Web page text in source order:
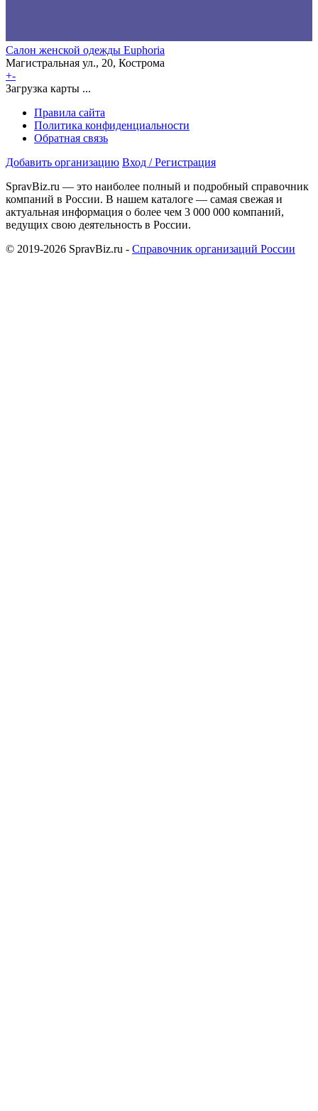
Салон женской одежды Euphoria
Магистральная ул., 20, Кострома
+-
Загрузка карты ...
Правила сайта
Политика конфиденциальности
Обратная связь
Добавить организацию Вход / Регистрация
SpravBiz.ru — это наиболее полный и подробный справочник
компаний в России. В нашем каталоге — самая свежая и
актуальная информация о более чем 3 000 000 компаний,
ведущих свою деятельность в России.
© 2019-2026 SpravBiz.ru - Справочник организаций России